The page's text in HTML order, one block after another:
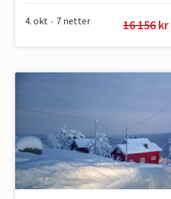
4. okt • 7 netter 16 156 kr